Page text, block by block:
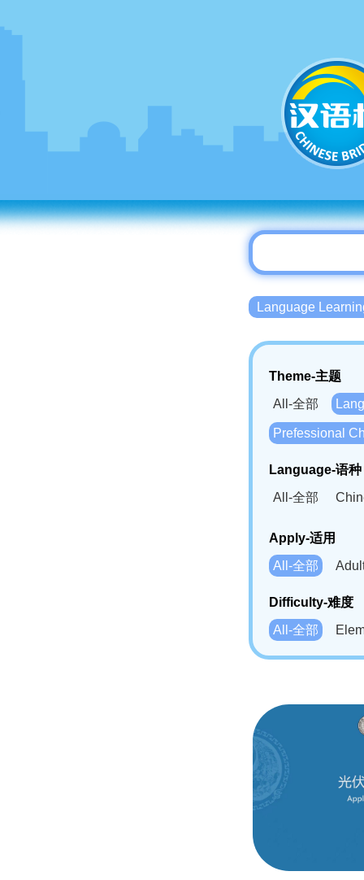
Language
Theme-主题
All-全部
Prefessional
Language-语种
All-全部
Bahasa
Swahili(SW)-
Apply-适用
All-全部
Difficulty-难度
All-全部